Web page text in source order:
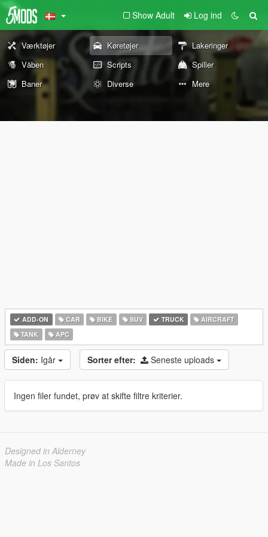
Show Adult Log ind
Værktøjer Køretøjer
Lakeringer
Våben
Scripts
Spiller
Baner
Diverse Mere
ADD-ON CAR BIKE SUV TRUCK
AIRCRAFT
TANK
APC
Siden: Igår Sorter efter: Seneste uploads
Ingen filer fundet, prøv at skifte filtre kriterier.
Designed in Alderney
Made in Los Santos